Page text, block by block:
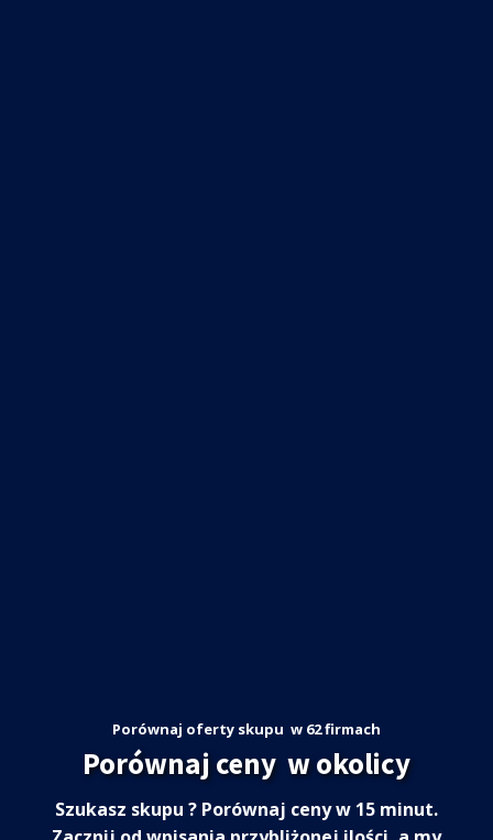
Porównaj oferty skupu w 62 firmach
Porównaj ceny w okolicy
Szukasz skupu ? Porównaj ceny w 15 minut.